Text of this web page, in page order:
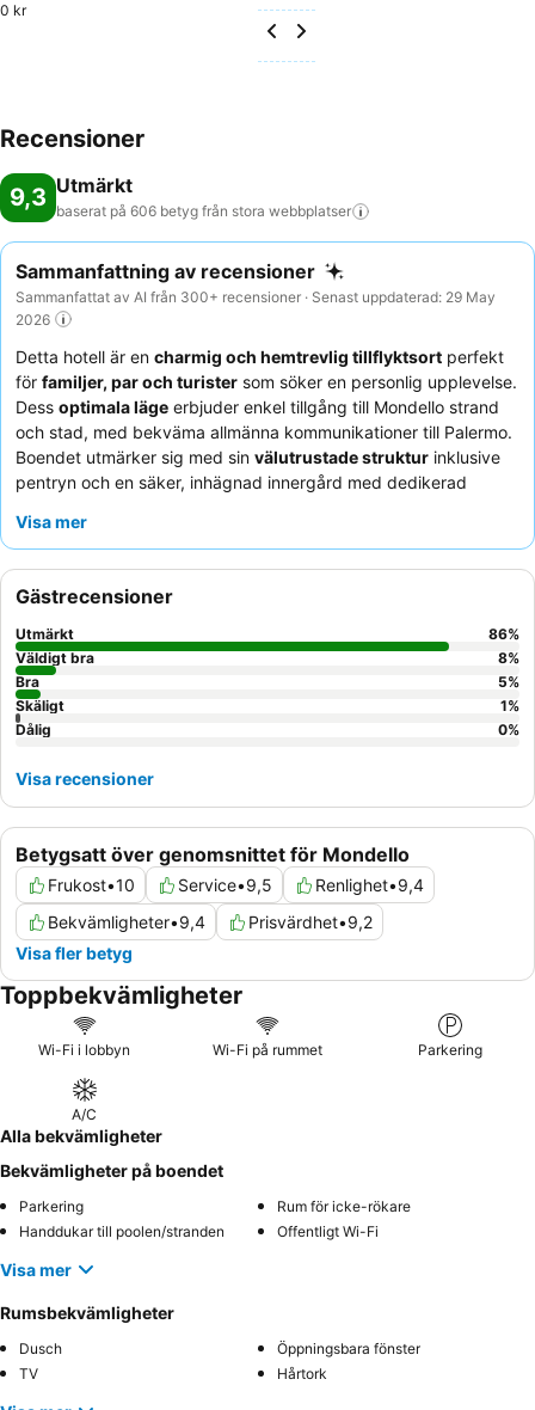
0 kr
Recensioner
9,3 Utmärkt
baserat på 606 betyg från stora webbplatser
Sammanfattning av recensioner
Sammanfattat av AI från 300+ recensioner · Senast uppdaterad: 29 May
2026
Detta hotell är en charmig och hemtrevlig tillflyktsort perfekt
för familjer, par och turister som söker en personlig upplevelse.
Dess optimala läge erbjuder enkel tillgång till Mondello strand
och stad, med bekväma allmänna kommunikationer till Palermo.
Boendet utmärker sig med sin välutrustade struktur inklusive
pentryn och en säker, inhägnad innergård med dedikerad
exceptionella gästfrihet
boka ett rum med en
Visa mer
Betygsatt över genomsnittet för Mondello
Frukost•10 Service•9,5 Renlighet•9,4
Bekvämligheter•9,4 Prisvärdhet•9,2
Visa fler betyg
Gästrecensioner
Utmärkt 86%
Väldigt bra
8%
Bra
5%
Skäligt
1%
Dålig
0%
Visa recensioner
Toppbekvämligheter
Wi-Fi i lobbyn Wi-Fi på rummet Parkering
A/C
Alla bekvämligheter
Bekvämligheter på boendet
Parkering
Rum för icke-rökare
Handdukar till poolen/stranden
Offentligt Wi-Fi
Visa mer
Rumsbekvämligheter
Dusch
Öppningsbara fönster
TV
Hårtork